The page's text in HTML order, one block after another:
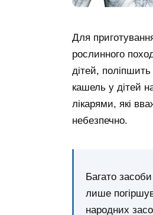
Для
рослинного
дітей,
кашель у дітей
лікарями, які
небезпечно.
Багато
лише
народних